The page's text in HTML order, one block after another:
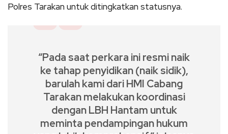
Polres Tarakan untuk ditingkatkan statusnya.
“Pada saat perkara ini resmi naik
ke tahap penyidikan (naik sidik),
barulah kami dari HMI Cabang
Tarakan melakukan koordinasi
dengan LBH Hantam untuk
meminta pendampingan hukum